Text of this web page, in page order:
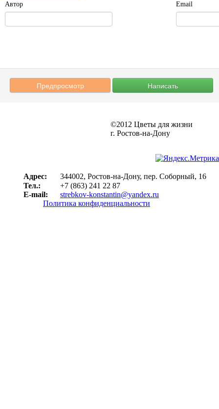
Автор Email
©2012 Цветы для жизни
г. Ростов-на-Дону
Адрес: 344002, Ростов-на-Дону, пер. Соборный, 16
Тел.:
+7 (863) 241 22 87
E-mail:
strebkov-konstantin@yandex.ru
Политика конфиденциальности